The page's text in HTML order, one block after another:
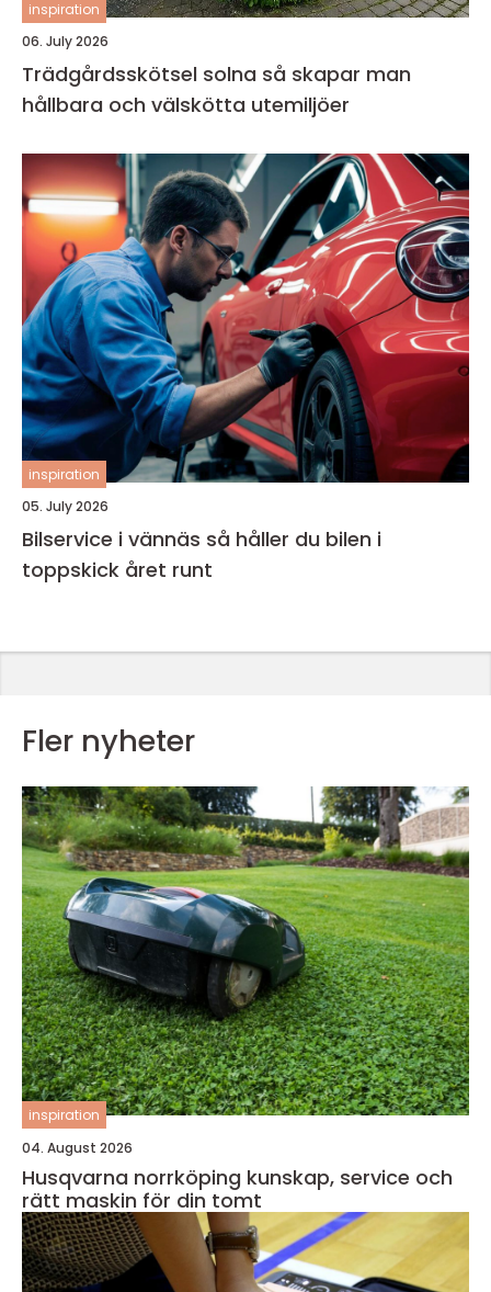
inspiration
06. July 2026
Trädgårdsskötsel solna så skapar man
hållbara och välskötta utemiljöer
inspiration
05. July 2026
Bilservice i vännäs så håller du bilen i
toppskick året runt
Fler nyheter
inspiration
04. August 2026
Husqvarna norrköping kunskap, service och
rätt maskin för din tomt